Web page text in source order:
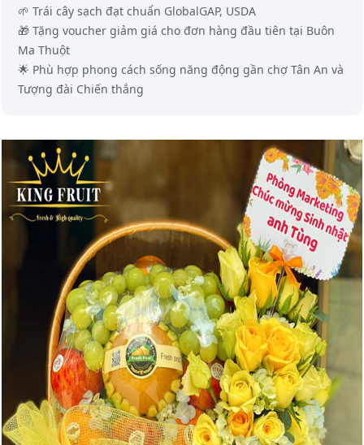
🌱 Trái cây sạch đạt chuẩn GlobalGAP, USDA
🎁 Tặng voucher giảm giá cho đơn hàng đầu tiên tại Buôn
Ma Thuột
🌟 Phù hợp phong cách sống năng động gần chợ Tân An và
Tượng đài Chiến thắng